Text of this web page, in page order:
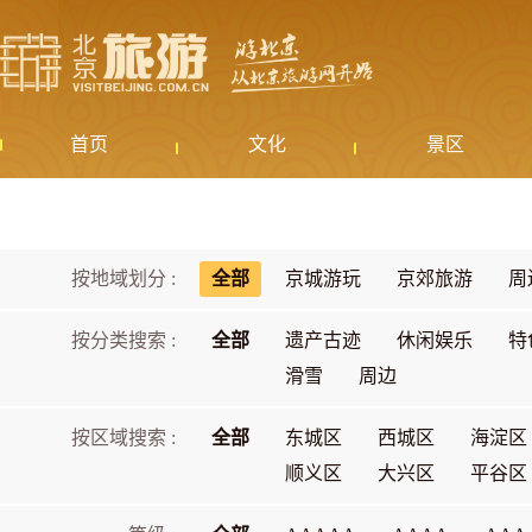
首页 文化 景区
按地域划分 : 全部 京城游玩 京郊旅游 周
按分类搜索 : 全部 遗产古迹 休闲娱乐
特
滑雪
周边
按区域搜索 : 全部 东城区 西城区
海淀区
顺义区
大兴区 平谷区